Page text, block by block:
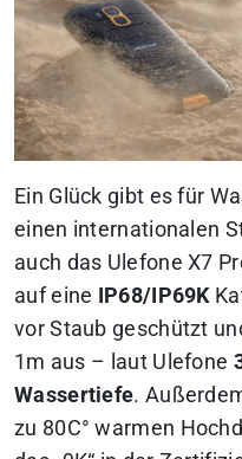
Ein Glück gibt es für
einen internationalen
auch das Ulefone X7
auf eine IP68/IP69K
vor Staub geschützt
1m aus – laut Ulefone
Wassertiefe.
zu 80C° warmen